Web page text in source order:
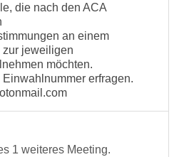
die nach den ACA
an einem
zur jeweiligen
möchten.
erfragen.
1 weiteres Meeting.